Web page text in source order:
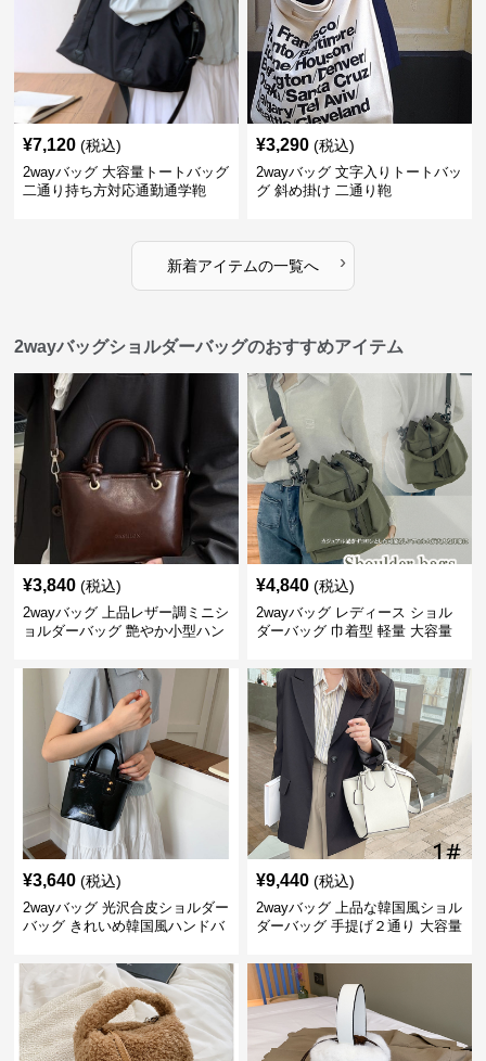
¥7,120 (税込)
2wayバッグ 大容量トートバッグ
二通り持ち方対応通勤通学鞄
¥3,290 (税込)
2wayバッグ 文字入りトートバッ
グ 斜め掛け 二通り鞄
新着アイテムの一覧へ ›
2wayバッグショルダーバッグのおすすめアイテム
¥3,840 (税込)
2wayバッグ 上品レザー調ミニシ
ョルダーバッグ 艶やか小型ハン
¥4,840 (税込)
2wayバッグ レディース ショル
ダーバッグ 巾着型 軽量 大容量
¥3,640 (税込)
2wayバッグ 光沢合皮ショルダー
バッグ きれいめ韓国風ハンドバ
¥9,440 (税込)
2wayバッグ 上品な韓国風ショル
ダーバッグ 手提げ２通り 大容量